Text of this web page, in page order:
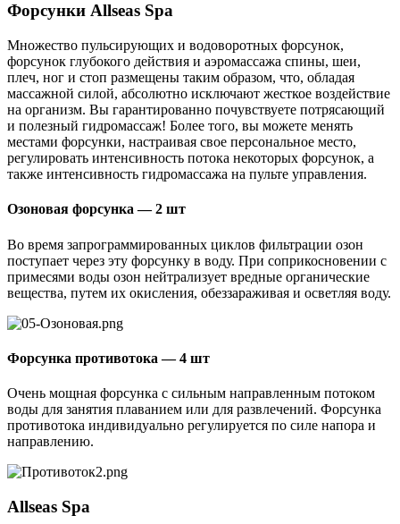
Форсунки Allseas Spa
Множество пульсирующих и водоворотных форсунок,
форсунок глубокого действия и аэромассажа спины, шеи,
плеч, ног и стоп размещены таким образом, что, обладая
массажной силой, абсолютно исключают жесткое воздействие
на организм. Вы гарантированно почувствуете потрясающий
и полезный гидромассаж! Более того, вы можете менять
местами форсунки, настраивая свое персональное место,
регулировать интенсивность потока некоторых форсунок, а
также интенсивность гидромассажа на пульте управления.
Озоновая форсунка — 2 шт
Во время запрограммированных циклов фильтрации озон
поступает через эту форсунку в воду. При соприкосновении с
примесями воды озон нейтрализует вредные органические
вещества, путем их окисления, обеззараживая и осветляя воду.
Форсунка противотока — 4 шт
Очень мощная форсунка с сильным направленным потоком
воды для занятия плаванием или для развлечений. Форсунка
противотока индивидуально регулируется по силе напора и
направлению.
Allseas Spa